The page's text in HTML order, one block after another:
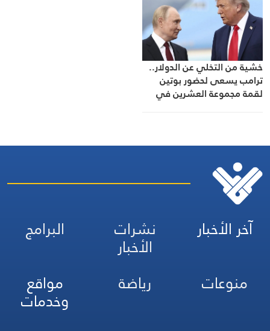
خشية من التخلي عن الدولار..
ترامب يسعى لحضور بوتين
لقمة مجموعة العشرين في
آخر الأخبار نشرات
الأخبار
البرامج
منوعات
رياضة مواقع
وخدمات